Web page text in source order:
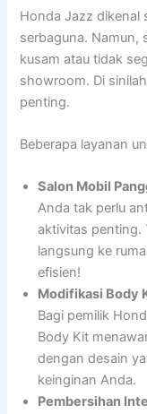
Honda Jazz dikenal
serbaguna. Namun,
kusam atau tidak
showroom. Di
penting.
Beberapa layanan
Salon Mobil
Anda tak perlu
aktivitas penting.
langsung ke
efisien!
Modifikasi Body
Bagi pemilik
Body Kit
dengan desain
keinginan Anda.
Pembersihan